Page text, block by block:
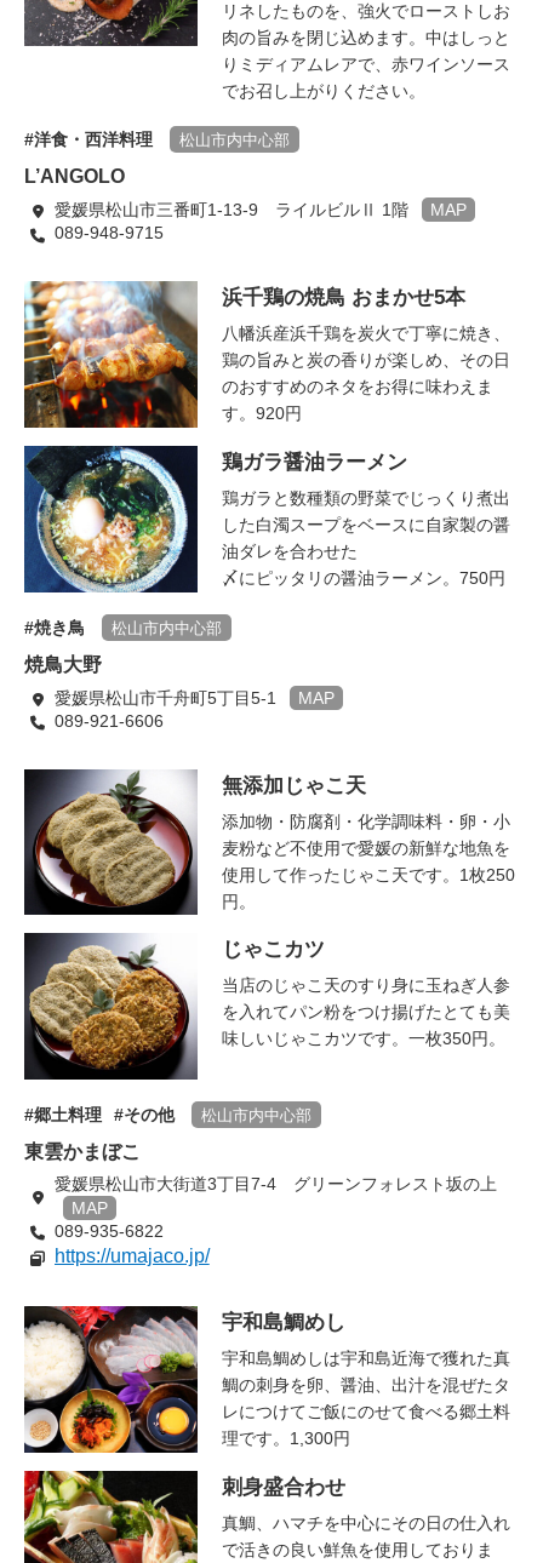
リネしたものを、強火でローストしお
肉の旨みを閉じ込めます。中はしっと
りミディアムレアで、赤ワインソース
でお召し上がりください。
洋食・西洋料理 松山市内中心部
L’ANGOLO
愛媛県松山市三番町1-13-9 ライルビルⅡ 1階
MAP
089-948-9715
浜千鶏の焼鳥 おまかせ5本
八幡浜産浜千鶏を炭火で丁寧に焼き、
鶏の旨みと炭の香りが楽しめ、その日
のおすすめのネタをお得に味わえま
す。920円
鶏ガラ醤油ラーメン
鶏ガラと数種類の野菜でじっくり煮出
した白濁スープをベースに自家製の醤
油ダレを合わせた
〆にピッタリの醤油ラーメン。750円
焼き鳥 松山市内中心部
焼鳥大野
愛媛県松山市千舟町5丁目5-1
MAP
089-921-6606
無添加じゃこ天
添加物・防腐剤・化学調味料・卵・小
麦粉など不使用で愛媛の新鮮な地魚を
使用して作ったじゃこ天です。1枚250
円。
じゃこカツ
当店のじゃこ天のすり身に玉ねぎ人参
を入れてパン粉をつけ揚げたとても美
味しいじゃこカツです。一枚350円。
郷土料理 その他 松山市内中心部
東雲かまぼこ
愛媛県松山市大街道3丁目7-4 グリーンフォレスト坂の上
MAP
089-935-6822
https://umajaco.jp/
宇和島鯛めし
宇和島鯛めしは宇和島近海で獲れた真
鯛の刺身を卵、醤油、出汁を混ぜたタ
レにつけてご飯にのせて食べる郷土料
理です。1,300円
刺身盛合わせ
真鯛、ハマチを中心にその日の仕入れ
で活きの良い鮮魚を使用しておりま